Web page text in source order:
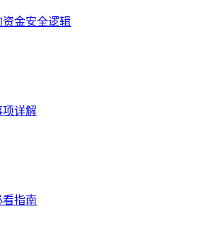
金安全逻辑
项详解
指南